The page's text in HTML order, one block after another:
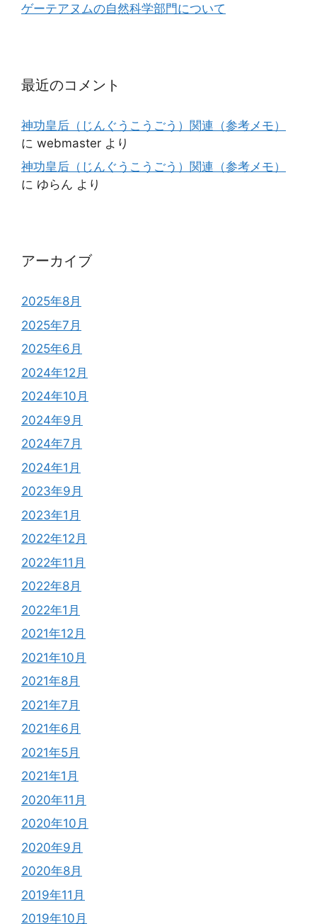
ゲーテアヌムの自然科学部門について
最近のコメント
神功皇后（じんぐうこうごう）関連（参考メモ）
に webmaster より
神功皇后（じんぐうこうごう）関連（参考メモ）
に ゆらん より
アーカイブ
2025年8月
2025年7月
2025年6月
2024年12月
2024年10月
2024年9月
2024年7月
2024年1月
2023年9月
2023年1月
2022年12月
2022年11月
2022年8月
2022年1月
2021年12月
2021年10月
2021年8月
2021年7月
2021年6月
2021年5月
2021年1月
2020年11月
2020年10月
2020年9月
2020年8月
2019年11月
2019年10月